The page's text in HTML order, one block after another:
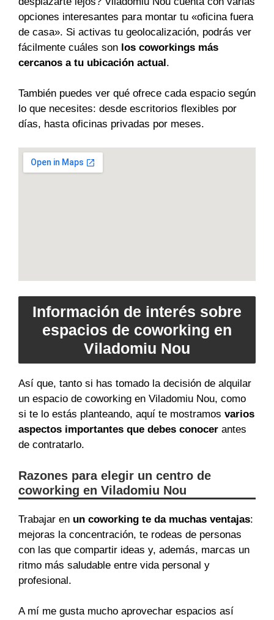
opciones interesantes para montar tu «oficina fuera
de casa». Si activas tu geolocalización, podrás ver
fácilmente cuáles son los coworkings más
cercanos a tu ubicación actual.
También puedes ver qué ofrece cada espacio según
lo que necesites: desde escritorios flexibles por
días, hasta oficinas privadas por meses.
Información de interés sobre
espacios de coworking en
Viladomiu Nou
Así que, tanto si has tomado la decisión de alquilar
un espacio de coworking en Viladomiu Nou, como
si te lo estás planteando, aquí te mostramos varios
aspectos importantes que debes conocer antes
de contratarlo.
Razones para elegir un centro de
coworking en Viladomiu Nou
Trabajar en un coworking te da muchas ventajas:
mejoras la concentración, te rodeas de personas
con las que compartir ideas y, además, marcas un
ritmo más saludable entre vida personal y
profesional.
A mí me gusta mucho aprovechar espacios así